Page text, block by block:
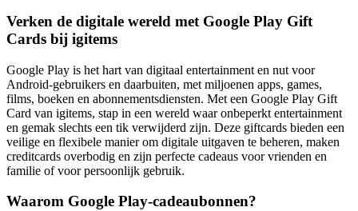
Verken de digitale wereld met Google Play Gift
Cards bij igitems
Google Play is het hart van digitaal entertainment en nut voor
Android-gebruikers en daarbuiten, met miljoenen apps, games,
films, boeken en abonnementsdiensten. Met een Google Play Gift
Card van igitems, stap in een wereld waar onbeperkt entertainment
en gemak slechts een tik verwijderd zijn. Deze giftcards bieden een
veilige en flexibele manier om digitale uitgaven te beheren, maken
creditcards overbodig en zijn perfecte cadeaus voor vrienden en
familie of voor persoonlijk gebruik.
Waarom Google Play-cadeaubonnen?